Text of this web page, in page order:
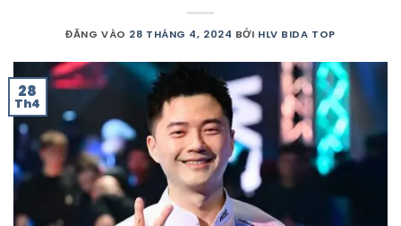
ĐĂNG VÀO 28 THÁNG 4, 2024 BỞI HLV BIDA TOP
28
Th4